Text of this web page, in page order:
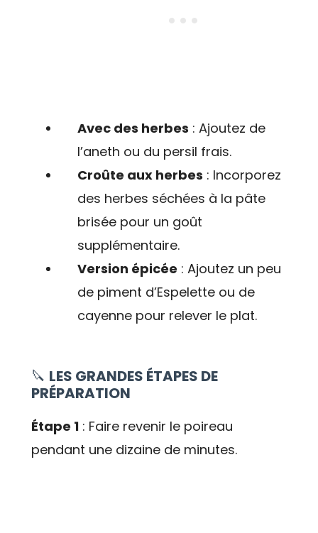
Avec des herbes : Ajoutez de
l’aneth ou du persil frais.
Croûte aux herbes : Incorporez
des herbes séchées à la pâte
brisée pour un goût
supplémentaire.
Version épicée : Ajoutez un peu
de piment d’Espelette ou de
cayenne pour relever le plat.
🔪 LES GRANDES ÉTAPES DE
PRÉPARATION
Étape 1 : Faire revenir le poireau
pendant une dizaine de minutes.